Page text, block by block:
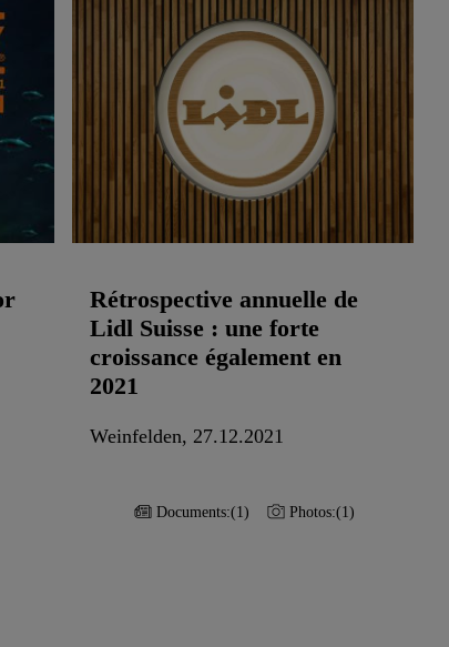
Rétrospective annuelle de
Lidl Suisse : une forte
croissance également en
2021
Weinfelden, 27.12.2021
Documents:(1) Photos:(1)